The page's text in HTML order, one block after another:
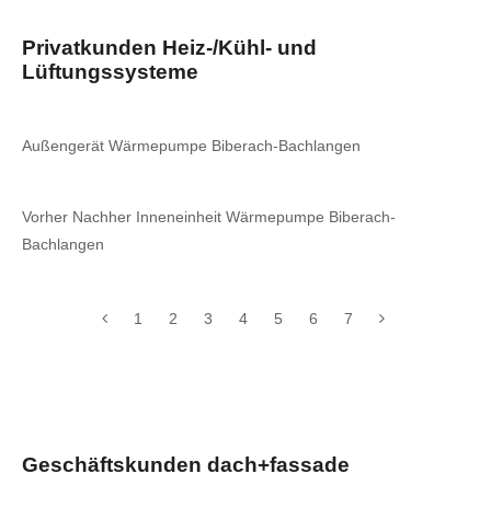
Privatkunden Heiz-/Kühl- und
Lüftungssysteme
Außengerät Wärmepumpe Biberach-Bachlangen
Vorher Nachher Inneneinheit Wärmepumpe Biberach-
Bachlangen
1 2 3 4 5 6 7
Geschäftskunden dach+fassade